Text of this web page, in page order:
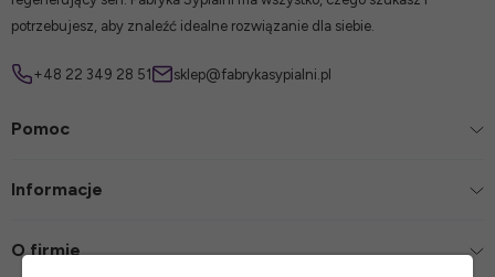
potrzebujesz, aby znaleźć idealne rozwiązanie dla siebie.
+48 22 349 28 51 sklep@fabrykasypialni.pl
Pomoc
Informacje
O firmie